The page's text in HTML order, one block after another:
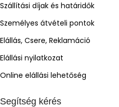
Szállítási díjak és határidők
Személyes átvételi pontok
Elállás, Csere, Reklamáció
Elállási nyilatkozat
Online elállási lehetőség
Segítség kérés